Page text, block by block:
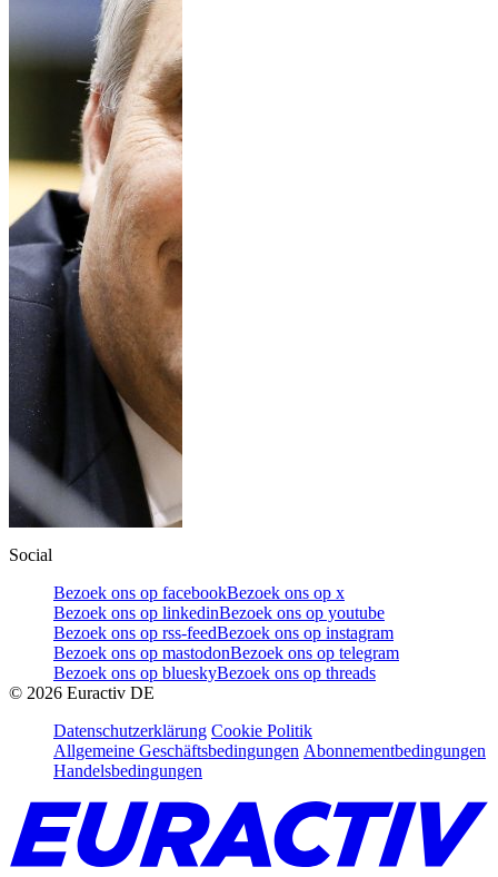
Social
Bezoek ons op facebookBezoek ons op x
Bezoek ons op linkedinBezoek ons op youtube
Bezoek ons op rss-feedBezoek ons op instagram
Bezoek ons op mastodonBezoek ons op telegram
Bezoek ons op blueskyBezoek ons op threads
© 2026 Euractiv DE
Datenschutzerklärung Cookie Politik
Allgemeine Geschäftsbedingungen Abonnementbedingungen
Handelsbedingungen